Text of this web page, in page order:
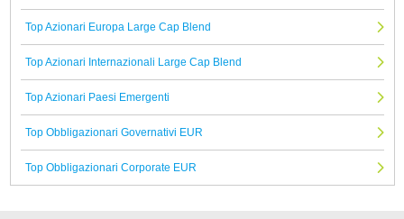
Top Azionari Europa Large Cap Blend
Top Azionari Internazionali Large Cap Blend
Top Azionari Paesi Emergenti
Top Obbligazionari Governativi EUR
Top Obbligazionari Corporate EUR